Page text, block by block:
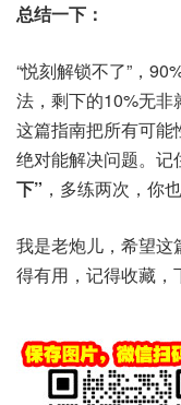
总结一下：
“悦刻解锁不了”，
法，剩下的10%无非
这篇指南把所有可能
绝对能解决问题。
下” ，多练两次，你
我是老炮儿，希望
得有用，记得收藏，